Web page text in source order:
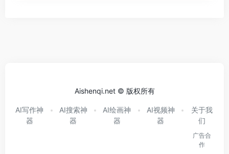
Aishenqi.net © 版权所有
AI写作神
器
AI搜索神
器
AI绘画神
器
AI视频神
器
关于我
们
广告合
作